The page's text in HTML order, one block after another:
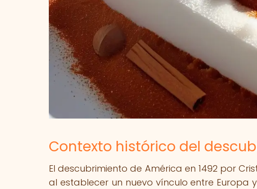
Contexto histórico del
El descubrimiento de América en 1492 por
al establecer un nuevo vínculo entre Europa